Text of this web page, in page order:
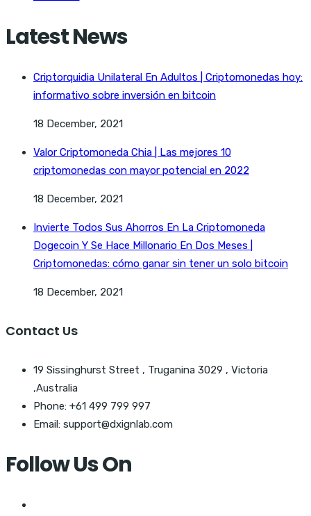
Latest News
Criptorquidia Unilateral En Adultos | Criptomonedas hoy:
informativo sobre inversión en bitcoin
18 December, 2021
Valor Criptomoneda Chia | Las mejores 10
criptomonedas con mayor potencial en 2022
18 December, 2021
Invierte Todos Sus Ahorros En La Criptomoneda
Dogecoin Y Se Hace Millonario En Dos Meses |
Criptomonedas: cómo ganar sin tener un solo bitcoin
18 December, 2021
Contact Us
19 Sissinghurst Street , Truganina 3029 , Victoria
,Australia
Phone: +61 499 799 997
Email: support@dxignlab.com
Follow Us On